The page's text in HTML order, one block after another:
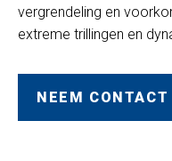
vergrendeling en
extreme trillingen en
NEEM CONTACT